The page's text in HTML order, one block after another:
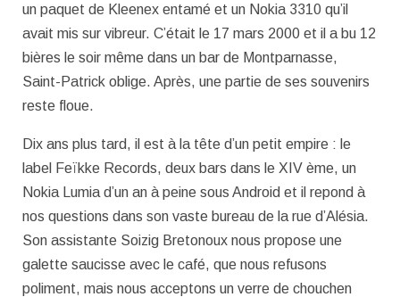
un paquet de Kleenex entamé et un Nokia 3310 qu’il
avait mis sur vibreur. C’était le 17 mars 2000 et il a bu 12
bières le soir même dans un bar de Montparnasse,
Saint-Patrick oblige. Après, une partie de ses souvenirs
reste floue.
Dix ans plus tard, il est à la tête d’un petit empire : le
label Feïkke Records, deux bars dans le XIV ème, un
Nokia Lumia d’un an à peine sous Android et il repond à
nos questions dans son vaste bureau de la rue d’Alésia.
Son assistante Soizig Bretonoux nous propose une
galette saucisse avec le café, que nous refusons
poliment, mais nous acceptons un verre de chouchen